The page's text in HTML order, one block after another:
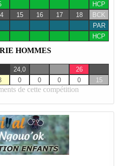
HCP
15 16 17 18
BCK
PAR
HCP
HOMMES
24,0
26
0 0 0 0 15
de cette compétition